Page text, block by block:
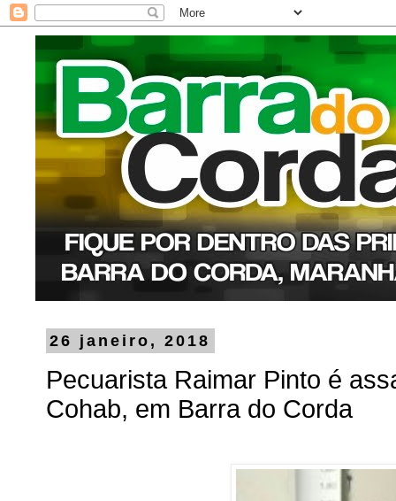
26 janeiro, 2018
Pecuarista Raimar Pinto é
Cohab, em Barra do Corda